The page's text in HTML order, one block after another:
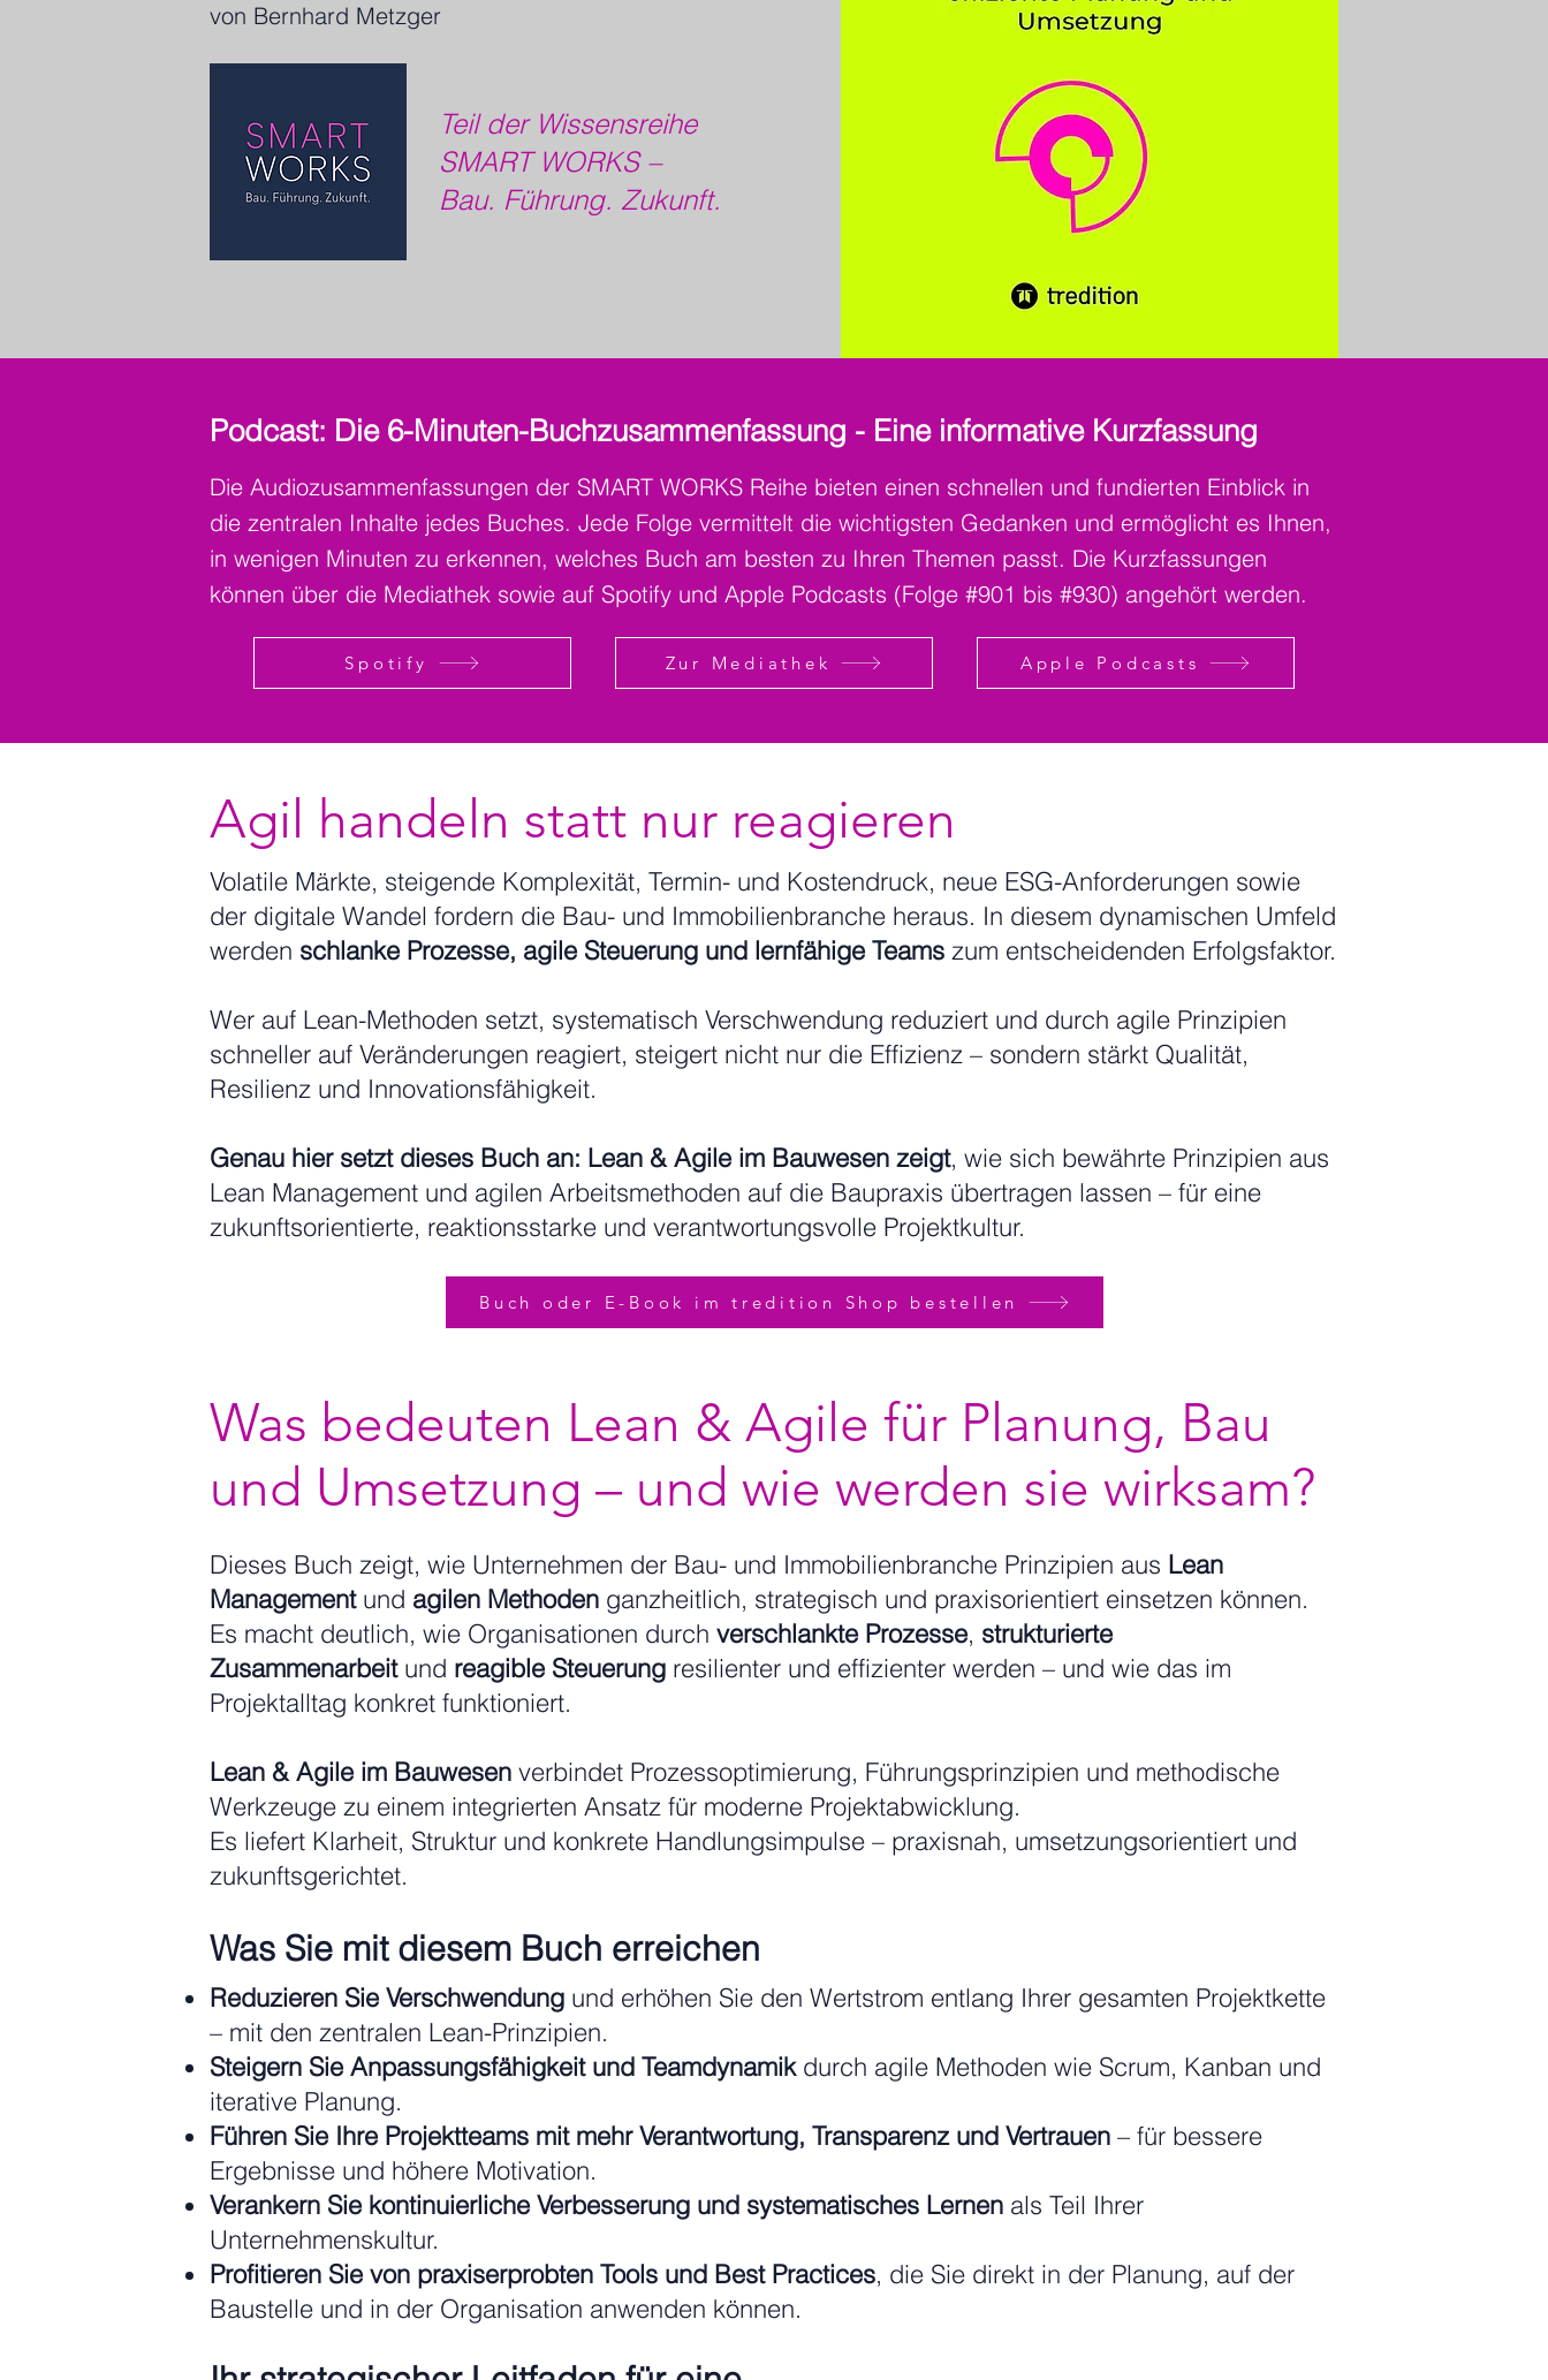
von Bernhard Metzger
Teil der Wissensreihe
SMART WORKS –
Bau. Führung. Zukunft.
Podcast: Die 6-Minuten-Buchzusammenfassung - Eine informative Kurzfassung
Die Audiozusammenfassungen der SMART WORKS Reihe bieten einen schnellen und fundierten Einblick in
die zentralen Inhalte jedes Buches. Jede Folge vermittelt die wichtigsten Gedanken und ermöglicht es Ihnen,
in wenigen Minuten zu erkennen, welches Buch am besten zu Ihren Themen passt. Die Kurzfassungen
können über die Mediathek sowie auf Spotify und Apple Podcasts (Folge #901 bis #930) angehört werden.
Spotify Zur Mediathek Apple Podcasts
Agil handeln statt nur reagieren
Volatile Märkte, steigende Komplexität, Termin- und Kostendruck, neue ESG-Anforderungen sowie
der digitale Wandel fordern die Bau- und Immobilienbranche heraus. In diesem dynamischen Umfeld
werden schlanke Prozesse, agile Steuerung und lernfähige Teams zum entscheidenden Erfolgsfaktor.
Wer auf Lean-Methoden setzt, systematisch Verschwendung reduziert und durch agile Prinzipien
schneller auf Veränderungen reagiert, steigert nicht nur die Effizienz – sondern stärkt Qualität,
Resilienz und Innovationsfähigkeit.
Genau hier setzt dieses Buch an: Lean & Agile im Bauwesen zeigt, wie sich bewährte Prinzipien aus
Lean Management und agilen Arbeitsmethoden auf die Baupraxis übertragen lassen – für eine
zukunftsorientierte, reaktionsstarke und verantwortungsvolle Projektkultur.
Buch oder E-Book im tredition Shop bestellen
Was bedeuten Lean & Agile für Planung, Bau
und Umsetzung – und wie werden sie wirksam?
Dieses Buch zeigt, wie Unternehmen der Bau- und Immobilienbranche Prinzipien aus Lean
Management und agilen Methoden ganzheitlich, strategisch und praxisorientiert einsetzen können.
Es macht deutlich, wie Organisationen durch verschlankte Prozesse, strukturierte
Zusammenarbeitund reagible Steuerung resilienter und effizienter werden – und wie das im
Projektalltag konkret funktioniert.
Lean & Agile im Bauwesen verbindet Prozessoptimierung, Führungsprinzipien und methodische
Werkzeuge zu einem integrierten Ansatz für moderne Projektabwicklung.
Es liefert Klarheit, Struktur und konkrete Handlungsimpulse – praxisnah, umsetzungsorientiert und
zukunftsgerichtet.
Was Sie mit diesem Buch erreichen
Reduzieren Sie Verschwendung und erhöhen Sie den Wertstrom entlang Ihrer gesamten Projektkette
– mit den zentralen Lean-Prinzipien.
Steigern Sie Anpassungsfähigkeit und Teamdynamikdurch agile Methoden wie Scrum, Kanban und
iterative Planung.
Führen Sie Ihre Projektteams mit mehr Verantwortung, Transparenz und Vertrauen – für bessere
Ergebnisse und höhere Motivation.
Verankern Sie kontinuierliche Verbesserung und systematisches Lernen als Teil Ihrer
Unternehmenskultur.
Profitieren Sie von praxiserprobten Tools und Best Practices, die Sie direkt in der Planung, auf der
Baustelle und in der Organisation anwenden können.